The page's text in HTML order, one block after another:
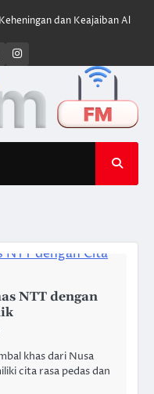
dan Keajaiban Alam
Instagram
NTT dengan
khas dari Nusa
cita rasa pedas dan